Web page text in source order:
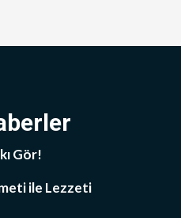
Gör!
ile Lezzeti